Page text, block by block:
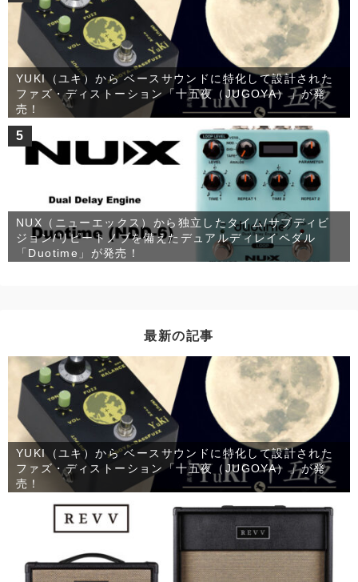
YUKI（ユキ）から ベースサウンドに特化して設計された
ファズ・ディストーション「十五夜（JUGOYA）」が発
売！
5
NUX（ニューエックス）から独立したタイム/サブディビ
ジョン/リピートノブを備えたデュアルディレイペダル
「Duotime」が発売！
最新の記事
YUKI（ユキ）から ベースサウンドに特化して設計された
ファズ・ディストーション「十五夜（JUGOYA）」が発
売！